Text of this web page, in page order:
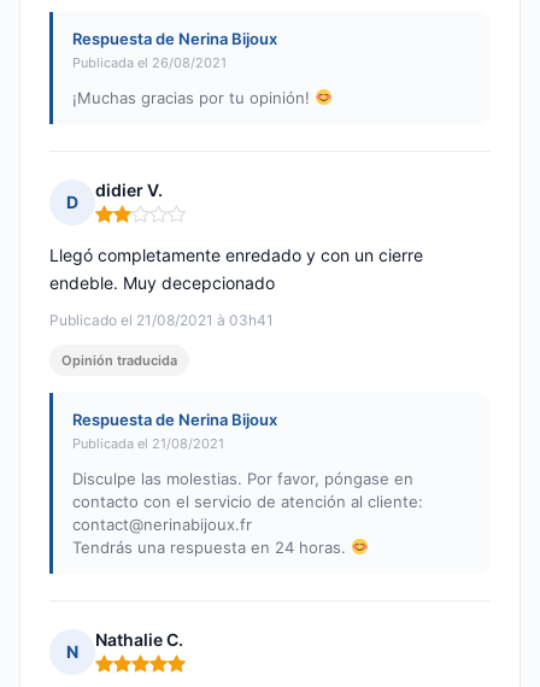
Respuesta de Nerina Bijoux
Publicada el 26/08/2021
¡Muchas gracias por tu opinión!
D
didier V.
Nota: 2 de 5
Publicado el 21/08/2021 à 03h41
Llegó completamente enredado y con un cierre
endeble. Muy decepcionado
Opinión traducida
Respuesta de Nerina Bijoux
Publicada el 21/08/2021
Disculpe las molestias. Por favor, póngase en
contacto con el servicio de atención al cliente:
contact@nerinabijoux.fr
Tendrás una respuesta en 24 horas.
N
Nathalie C.
Nota: 5 de 5